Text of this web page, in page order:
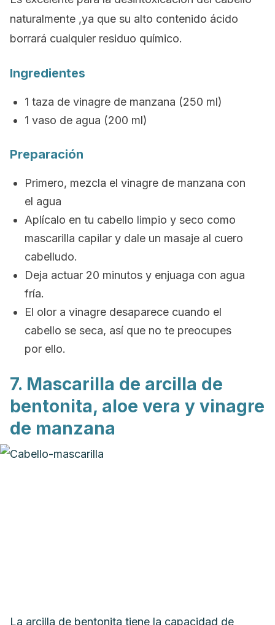
naturalmente ,ya que su alto contenido ácido
borrará cualquier residuo químico.
Ingredientes
1 taza de vinagre de manzana (250 ml)
1 vaso de agua (200 ml)
Preparación
Primero, mezcla el vinagre de manzana con
el agua
Aplícalo en tu cabello limpio y seco como
mascarilla capilar y dale un masaje al cuero
cabelludo.
Deja actuar 20 minutos y enjuaga con agua
fría.
El olor a vinagre desaparece cuando el
cabello se seca, así que no te preocupes
por ello.
7. Mascarilla de arcilla de
bentonita, aloe vera y vinagre
de manzana
La arcilla de bentonita tiene la capacidad de